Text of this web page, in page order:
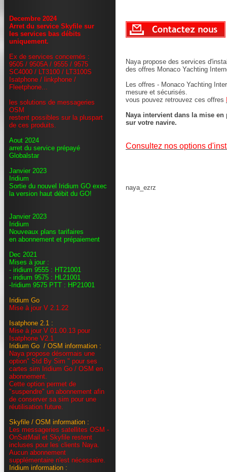
Decembre 2024
Arret du service Skyfile sur
les services bas débits
uniquement.
Ex de services concernés :
9505 / 9505A / 9555 / 9575
SC4000 / LT3100 / LT3100S
Isatphone / linkphone /
Fleetphone...
les solutions de messageries
OSM
restent possibles sur la pluspart
de ces produits.
Aout 2024
arret du service prépayé
Globalstar
Janvier 2023
Iridium
Sortie du nouvel Iridium GO exec
la version haut débit du GO!
Janvier 2023
Iridium
Nouveaux plans tarifaires
en abonnement et prépaiement
Dec 2021
Mises à jour :
- iridium 9555 : HT21001
- iridium 9575 : HL21001
-Iridium 9575 PTT : HP21001
Iridium Go
Mise à jour V 2.1.22
Isatphone 2.1 :
Mise à jour V 01.00.13 pour
Isatphone V2.1
Iridium Go / OSM information :
Naya propose désormais une
option" Std By Sim " pour ses
cartes sim Iridium Go / OSM en
abonnement.
Cette option permet de
"suspendre" un abonnement afin
de conserver sa sim pour une
réutilisation future.
Skyfile / OSM information :
Les messageries satellites OSM -
OnSatMail et Skyfile restent
incluses pour les clients Naya.
Aucun abonnement
supplémentaire n'est nécessaire.
Iridium information :
Naya propose des services
des offres Monaco Yachting
Les offres - Monaco Yachting
mesure et sécurisés.
vous pouvez retrouvez ces offres
Naya intervient dans la mise
sur votre navire.
Consultez nos options
naya_ezrz